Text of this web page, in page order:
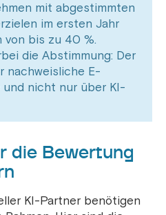
mit abgestimmten
im ersten Jahr
von bis zu 40 %.
die Abstimmung: Der
nachweisliche E-
nicht nur über KI-
die Bewertung
KI-Partner benötigen